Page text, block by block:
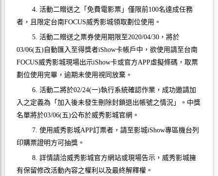
4. 活動二贈送之「免費電影票」僅限前100名達成任務
者，且限定台南FOCUS威秀影城領取劃位使用。
5. 活動二贈送之票券使用期限至2020/04/30，將於
03/06(五)自動匯入至得獎者iShow卡帳戶中，欲使用請至台南
FOCUS威秀影城現場出示iShow卡或官方APP虛擬條碼，取票
劃位使用完畢，逾期未使用視同放棄。
6. 活動二將於02/24(一)執行系統確認作業，成功邀請加
入之定義為「加入後未發生刪除封鎖退出帳號之情況」。中獎
名單將於03/06(五)公布於威秀影城官網。
7. 使用威秀影城APP訂票者，請至影城iShow專區機台列
印購票證明方可抽獎。
8. 詳情請洽威秀影城官方網站或現場告示，威秀影城擁
有保留修改活動內容之權利以及最終解釋權。